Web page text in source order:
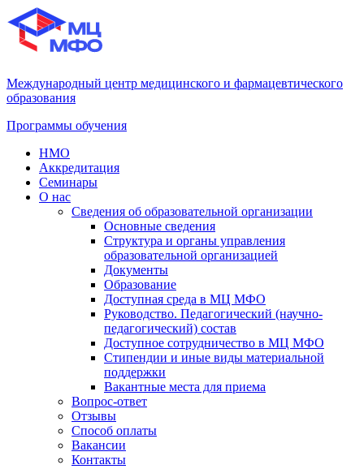
Международный центр медицинского и фармацевтического
образования
Программы обучения
НМО
Аккредитация
Семинары
О нас
Сведения об образовательной организации
Основные сведения
Структура и органы управления
образовательной организацией
Документы
Образование
Доступная среда в МЦ МФО
Руководство. Педагогический (научно-
педагогический) состав
Доступное сотрудничество в МЦ МФО
Стипендии и иные виды материальной
поддержки
Вакантные места для приема
Вопрос-ответ
Отзывы
Способ оплаты
Вакансии
Контакты